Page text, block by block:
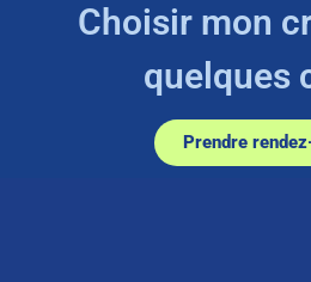
Choisir mon
quelques
Prendre